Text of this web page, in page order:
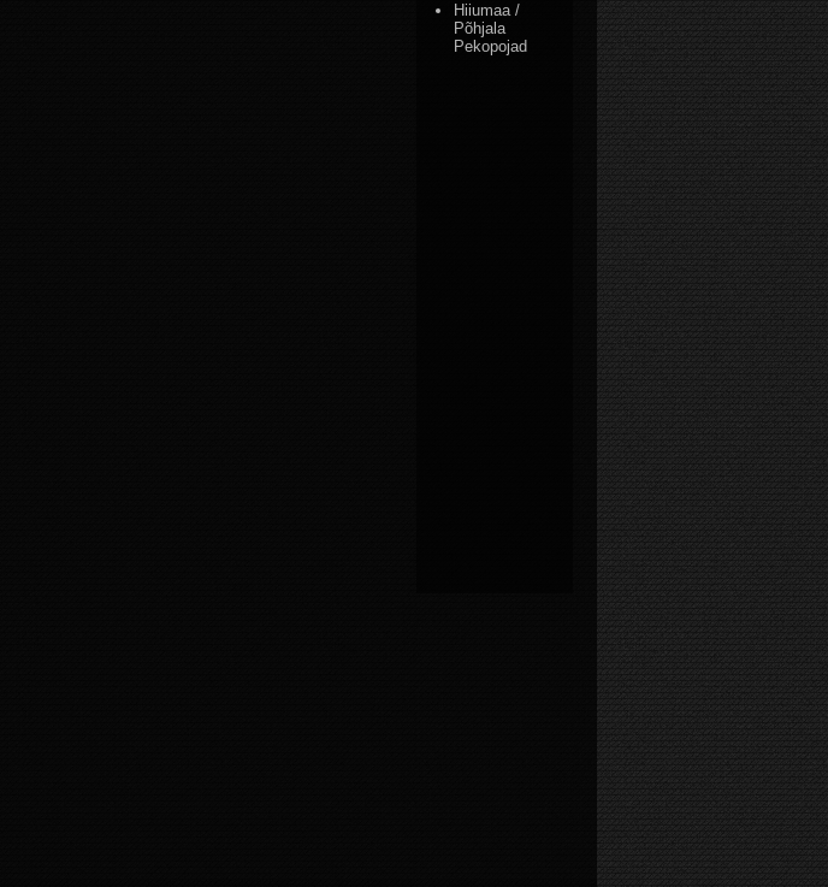
Hiiumaa /
Põhjala
Pekopojad